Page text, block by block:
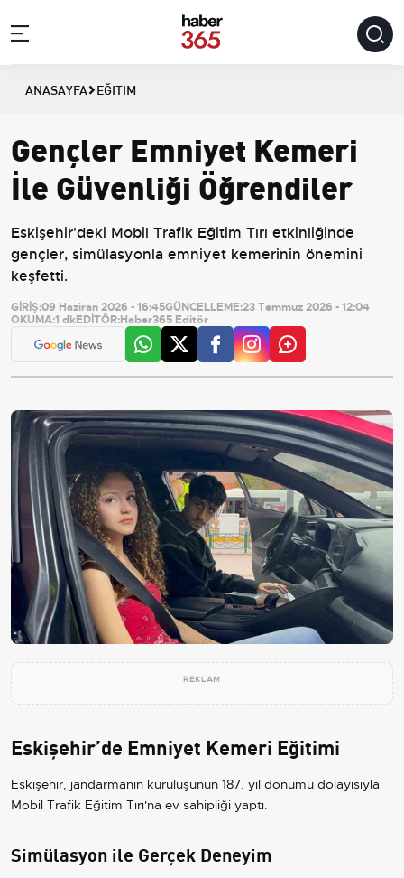
ANASAYFA EĞITIM
Gençler Emniyet Kemeri
İle Güvenliği Öğrendiler
Eskişehir'deki Mobil Trafik Eğitim Tırı etkinliğinde
gençler, simülasyonla emniyet kemerinin önemini
keşfetti.
GİRİŞ:09 Haziran 2026 - 16:45GÜNCELLEME:23 Temmuz 2026 - 12:04
OKUMA:1 dkEDİTÖR:Haber365 Editör
REKLAM
Eskişehir’de Emniyet Kemeri Eğitimi
Eskişehir, jandarmanın kuruluşunun 187. yıl dönümü dolayısıyla
Mobil Trafik Eğitim Tırı'na ev sahipliği yaptı.
Simülasyon ile Gerçek Deneyim